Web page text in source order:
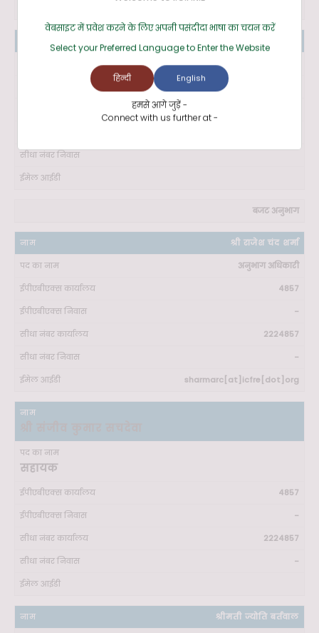
बजट अनुभाग
श्री राजेश चंद शर्मा
अनुभाग अधिकारी
4857
-
2224857
-
sharmarc[at]icfre[dot]org
सहायक
4857
-
2224857
-
श्रीमती ज्योति बर्तवाल
वेबसाइट में प्रवेश करने के लिए अपनी पसंदीदा भाषा का चयन करें
Select your Preferred Language to Enter the Website
हिन्दी English
हमसे आगे जुड़ें -
Connect with us further at -